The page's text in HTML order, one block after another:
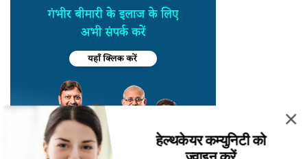
हेल्थकेयर कम्युनिटी को